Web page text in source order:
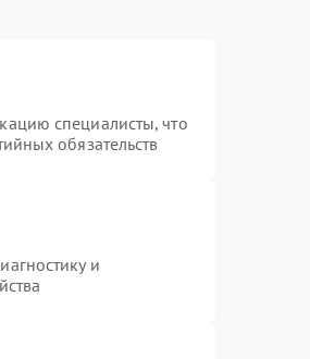
специалисты, что
обязательств
и